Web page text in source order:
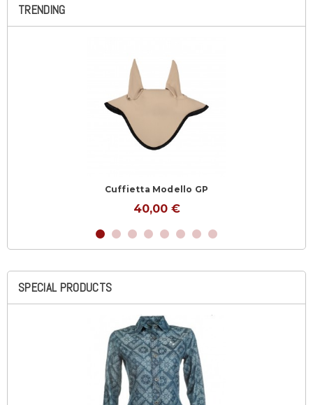
TRENDING
Cuffietta Modello GP
40,00 €
SPECIAL PRODUCTS